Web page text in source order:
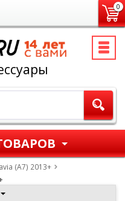
0
(A7) 2013+